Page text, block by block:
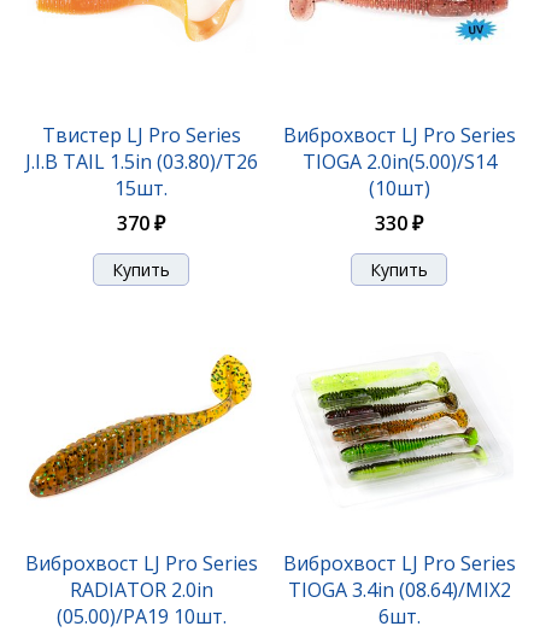
330 ₽
Твистер LJ Pro Series
J.I.B TAIL 1.5in (03.80)/T26
15шт.
370 ₽
Виброхвост LJ Pro Series
TIOGA 2.0in(5.00)/S14
(10шт)
330 ₽
Виброхвост LJ Pro Series
RADIATOR 2.0in
(05.00)/PA19 10шт.
Виброхвост LJ Pro Series
TIOGA 3.4in (08.64)/MIX2
6шт.